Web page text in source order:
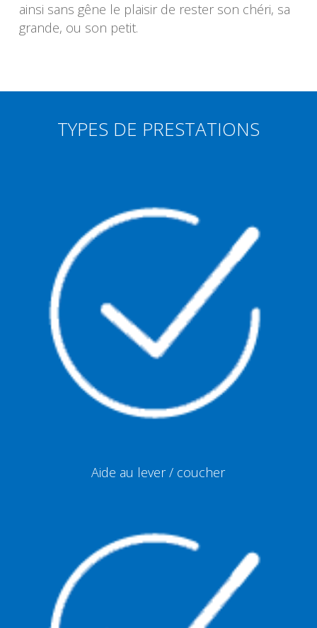
ainsi sans gêne le plaisir de rester son chéri, sa
grande, ou son petit.
TYPES DE PRESTATIONS
Aide au lever / coucher